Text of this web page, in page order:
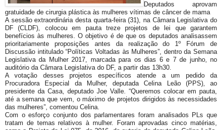
Deputados aprovam
gratuidade de cirurgia plástica às mulheres vítimas de câncer de mama
A sessão extraordinária desta quarta-feira (31), na Câmara Legislativa do
DF (CLDF), colocou em pauta treze projetos de lei que garantem
benefícios às mulheres. O objetivo é de que os deputados analisassem
prioritariamente proposições antes da realização do 1º Fórum de
Discussão intitulado “Políticas Voltadas às Mulheres”, dentro da Semana
Legislativa da Mulher 2017, marcada para os dias 6 e 7 de junho, no
auditório da Câmara Legislativa do DF, a partir das 13h30.
A votação desses projetos específicos atende a um pedido da
Procuradora Especial da Mulher, deputada Celina Leão (PPS), ao
presidente da Casa, deputado Joe Valle. “Queremos colocar em pauta,
até a semana que vem, o máximo de projetos dirigidos às necessidades
das mulheres”, comentou Celina.
Com o esforço conjunto dos parlamentares foram analisados PLs que
tratam de temas relativos à mulher. Foram aprovadas cinco matérias,